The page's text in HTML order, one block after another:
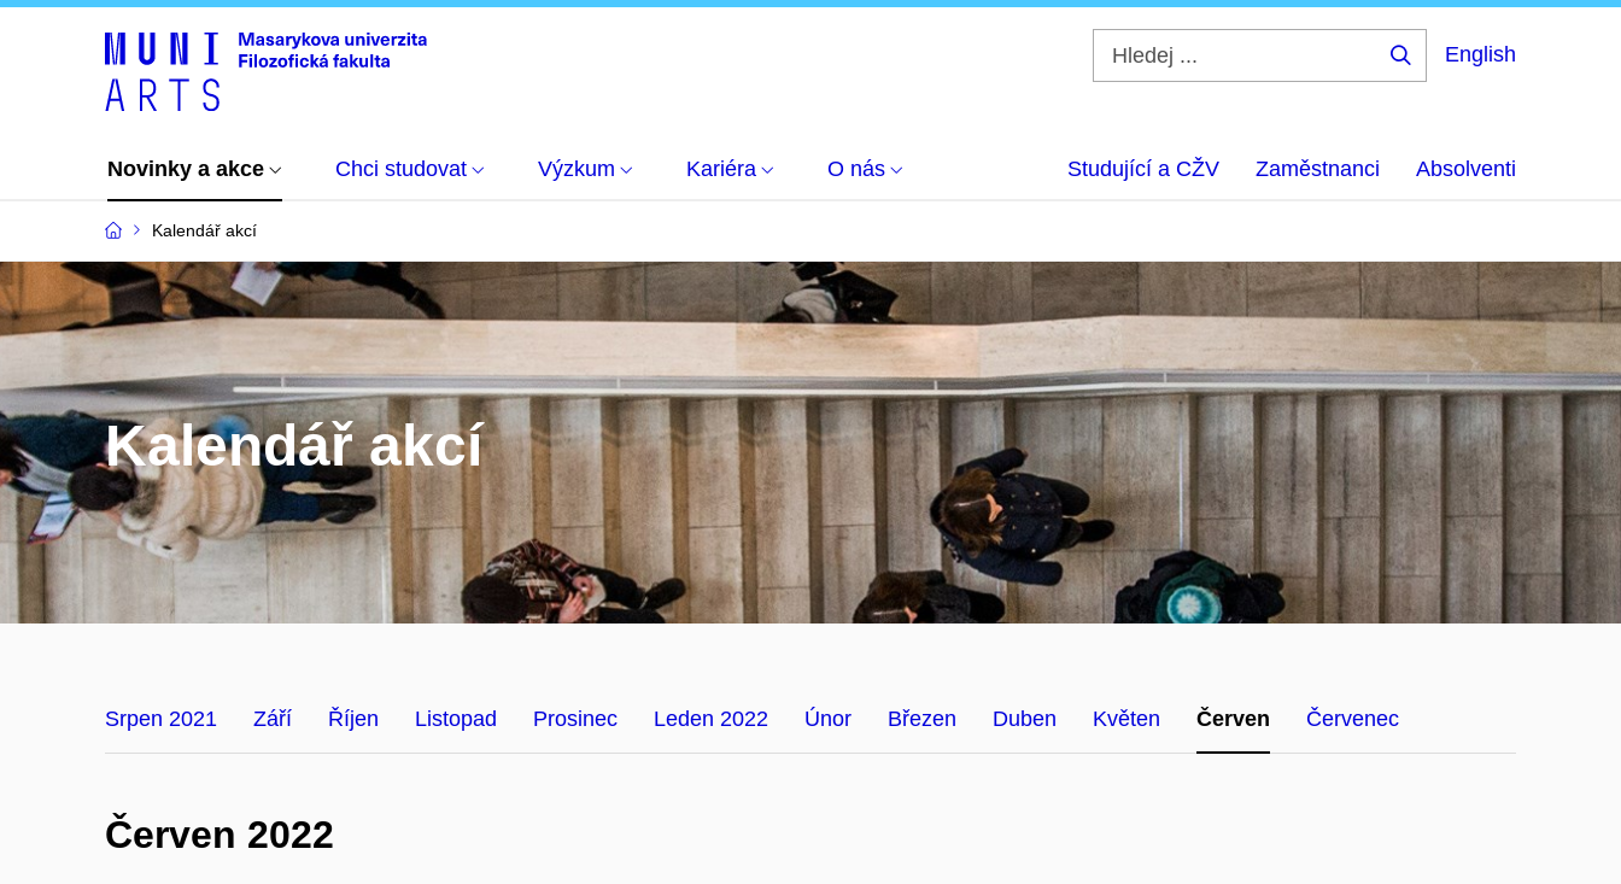
English
Novinky a akce Chci studovat Výzkum Kariéra O nás Studující a CŽV Zaměstnanci Absolventi
Kalendář akcí
Kalendář akcí
Srpen 2021 Září Říjen Listopad Prosinec Leden 2022 Únor Březen Duben Květen Červen Červenec
Červen 2022